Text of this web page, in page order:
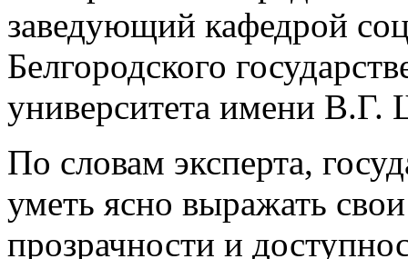
заведующий кафедрой
Белгородского
университета имени
По словам эксперта,
уметь ясно выражать
прозрачности и